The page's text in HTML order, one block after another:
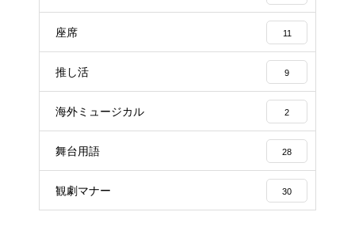
座席 11
推し活 9
海外ミュージカル 2
舞台用語 28
観劇マナー 30